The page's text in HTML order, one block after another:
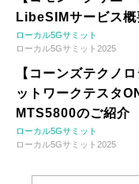
LibeSIMサービス概
ローカル5Gサミット
ローカル5Gサミット2025
【コーンズテク
ットワークテスタ
MTS5800のご紹介
ローカル5Gサミット
ローカル5Gサミット2025